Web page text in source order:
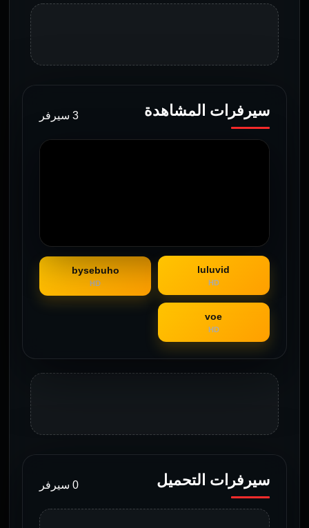
سيرفرات المشاهدة 3 سيرفر
luluvid
HD
bysebuho
HD
voe
HD
سيرفرات التحميل 0 سيرفر